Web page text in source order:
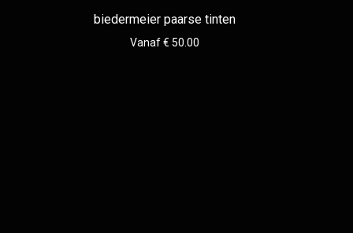
biedermeier paarse tinten
Vanaf € 50.00